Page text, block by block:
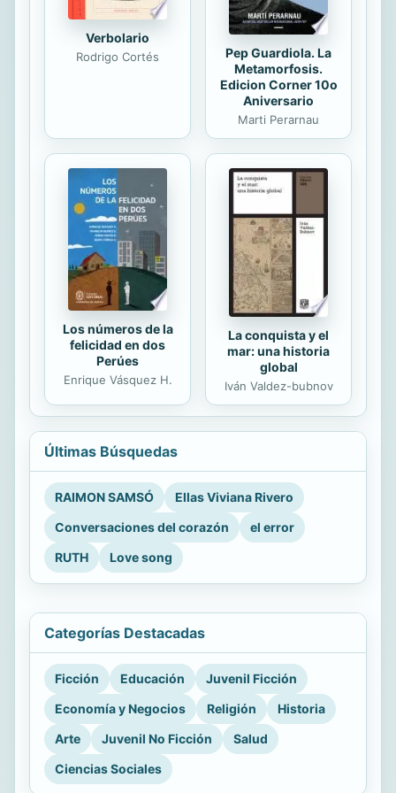
Verbolario
Rodrigo Cortés
Pep Guardiola. La
Metamorfosis.
Edicion Corner 10o
Aniversario
Marti Perarnau
Los números de la
felicidad en dos
Perúes
Enrique Vásquez H.
La conquista y el
mar: una historia
global
Iván Valdez-bubnov
Últimas Búsquedas
RAIMON SAMSÓ
Ellas Viviana Rivero
Conversaciones del corazón
el error
RUTH
Love song
Categorías Destacadas
Ficción Educación
Juvenil Ficción
Economía y Negocios
Religión
Historia
Arte
Juvenil No Ficción
Salud
Ciencias Sociales